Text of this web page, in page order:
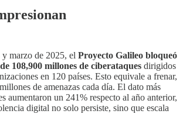
marzo de 2025, el Proyecto Galileo bloqueó
108,900 millones de ciberataques dirigidos
en 120 países. Esto equivale a frenar,
de amenazas cada día. El dato más
aumentaron un 241% respecto al año anterior,
digital no solo persiste, sino que escala